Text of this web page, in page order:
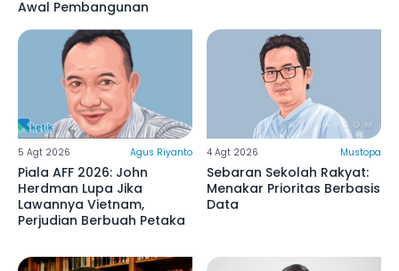
Awal Pembangunan
5 Agt 2026 Agus Riyanto
Piala AFF 2026: John
Herdman Lupa Jika
Lawannya Vietnam,
Perjudian Berbuah Petaka
4 Agt 2026 Mustopa
Sebaran Sekolah Rakyat:
Menakar Prioritas Berbasis
Data